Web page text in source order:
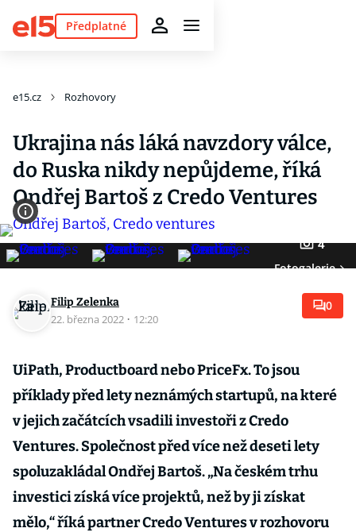
Předplatné
e15.cz Rozhovory
Ukrajina nás láká navzdory válce,
do Ruska nikdy nepůjdeme, říká
Ondřej Bartoš z Credo Ventures
4
Fotogalerie
Filip Zelenka
22. března 2022 · 12:20
0
UiPath, Productboard nebo PriceFx. To jsou
příklady před lety neznámých startupů, na které
v jejich začátcích vsadili investoři z Credo
Ventures. Společnost před více než deseti lety
spoluzakládal Ondřej Bartoš. „Na českém trhu
investici získá více projektů, než by ji získat
mělo,“ říká partner Credo Ventures v rozhovoru